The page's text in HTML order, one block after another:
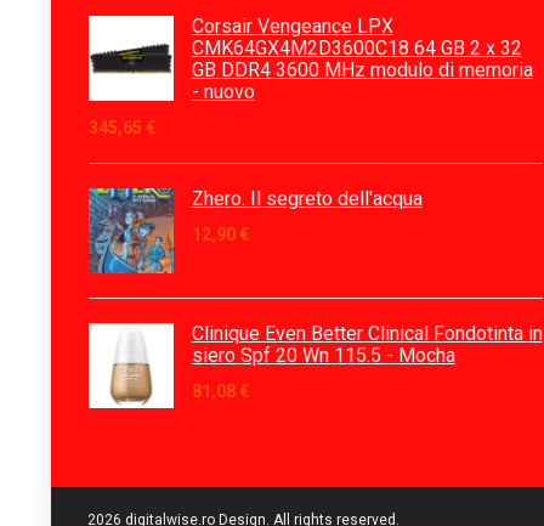
Corsair Vengeance LPX
CMK64GX4M2D3600C18 64 GB 2 x 32
GB DDR4 3600 MHz modulo di memoria
- nuovo
345,65 €
Zhero. Il segreto dell'acqua
12,90 €
Clinique Even Better Clinical Fondotinta in
siero Spf 20 Wn 115.5 - Mocha
81,08 €
2026 digitalwise.ro Design. All rights reserved.